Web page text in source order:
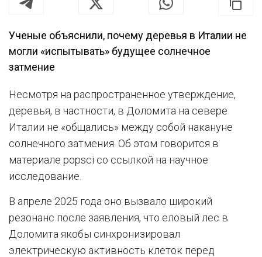
Ученые объяснили, почему деревья в Италии не
могли «испытывать» будущее солнечное
затмение
Несмотря на распространенное утверждение,
деревья, в частности, в Доломита на севере
Италии не «общались» между собой накануне
солнечного затмения. Об этом говорится в
материале popsci со ссылкой на научное
исследование.
В апреле 2025 года оно вызвало широкий
резонанс после заявления, что еловый лес в
Доломита якобы синхронизировал
электрическую активность клеток перед